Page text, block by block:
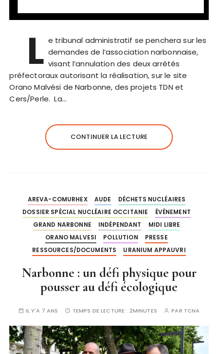
L e tribunal administratif se penchera sur les
demandes de l’association narbonnaise,
visant l’annulation des deux arrêtés
préfectoraux autorisant la réalisation, sur le site
Orano Malvési de Narbonne, des projets TDN et
Cers/Perle. La…
CONTINUER LA LECTURE
AREVA-COMURHEX AUDE
DÉCHETS NUCLÉAIRES
DOSSIER SPÉCIAL NUCLÉAIRE OCCITANIE
ÉVÈNEMENT
GRAND NARBONNE
INDÉPENDANT
MIDI LIBRE
ORANO MALVESI
POLLUTION
PRESSE
RESSOURCES/DOCUMENTS
URANIUM APPAUVRI
Narbonne : un défi physique pour
pousser au défi écologique
IL Y'A 7 ANS TEMPS DE LECTURE : 2MINUTES PAR TCNA